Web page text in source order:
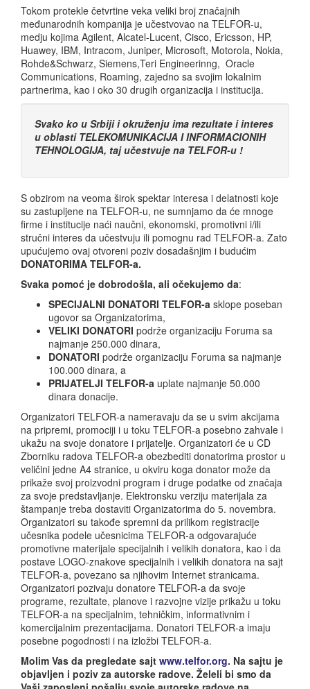
Tokom protekle četvrtine veka veliki broj značajnih
međunarodnih kompanija je učestvovao na TELFOR-u,
medju kojima Agilent, Alcatel-Lucent, Cisco, Ericsson, HP,
Huawey, IBM, Intracom, Juniper, Microsoft, Motorola, Nokia,
Rohde&Schwarz, Siemens,Teri Engineerinng, Oracle
Communications, Roaming, zajedno sa svojim lokalnim
partnerima, kao i oko 30 drugih organizacija i institucija.
Svako ko u Srbiji i okruženju ima rezultate i interes
u oblasti TELEKOMUNIKACIJA I INFORMACIONIH
TEHNOLOGIJA, taj učestvuje na TELFOR-u !
S obzirom na veoma širok spektar interesa i delatnosti koje
su zastupljene na TELFOR-u, ne sumnjamo da će mnoge
firme i institucije naći naučni, ekonomski, promotivni i/ili
stručni interes da učestvuju ili pomognu rad TELFOR-a. Zato
upućujemo ovaj otvoreni poziv dosadašnjim i budućim
DONATORIMA TELFOR-a.
Svaka pomoć je dobrodošla, ali očekujemo da:
SPECIJALNI DONATORI TELFOR-a sklope poseban
ugovor sa Organizatorima,
VELIKI DONATORI podrže organizaciju Foruma sa
najmanje 250.000 dinara,
DONATORI podrže organizaciju Foruma sa najmanje
100.000 dinara, a
PRIJATELJI TELFOR-a uplate najmanje 50.000
dinara donacije.
Organizatori TELFOR-a nameravaju da se u svim akcijama
na pripremi, promociji i u toku TELFOR-a posebno zahvale i
ukažu na svoje donatore i prijatelje. Organizatori će u CD
Zborniku radova TELFOR-a obezbediti donatorima prostor u
veličini jedne A4 stranice, u okviru koga donator može da
prikaže svoj proizvodni program i druge podatke od značaja
za svoje predstavljanje. Elektronsku verziju materijala za
štampanje treba dostaviti Organizatorima do 5. novembra.
Organizatori su takođe spremni da prilikom registracije
učesnika podele učesnicima TELFOR-a odgovarajuće
promotivne materijale specijalnih i velikih donatora, kao i da
postave LOGO-znakove specijalnih i velikih donatora na sajt
TELFOR-a, povezano sa njihovim Internet stranicama.
Organizatori pozivaju donatore TELFOR-a da svoje
programe, rezultate, planove i razvojne vizije prikažu u toku
TELFOR-a na specijalnim, tehničkim, informativnim i
komercijalnim prezentacijama. Donatori TELFOR-a imaju
posebne pogodnosti i na izložbi TELFOR-a.
Molim Vas da pregledate sajt www.telfor.org. Na sajtu je
objavljen i poziv za autorske radove. Želeli bi smo da